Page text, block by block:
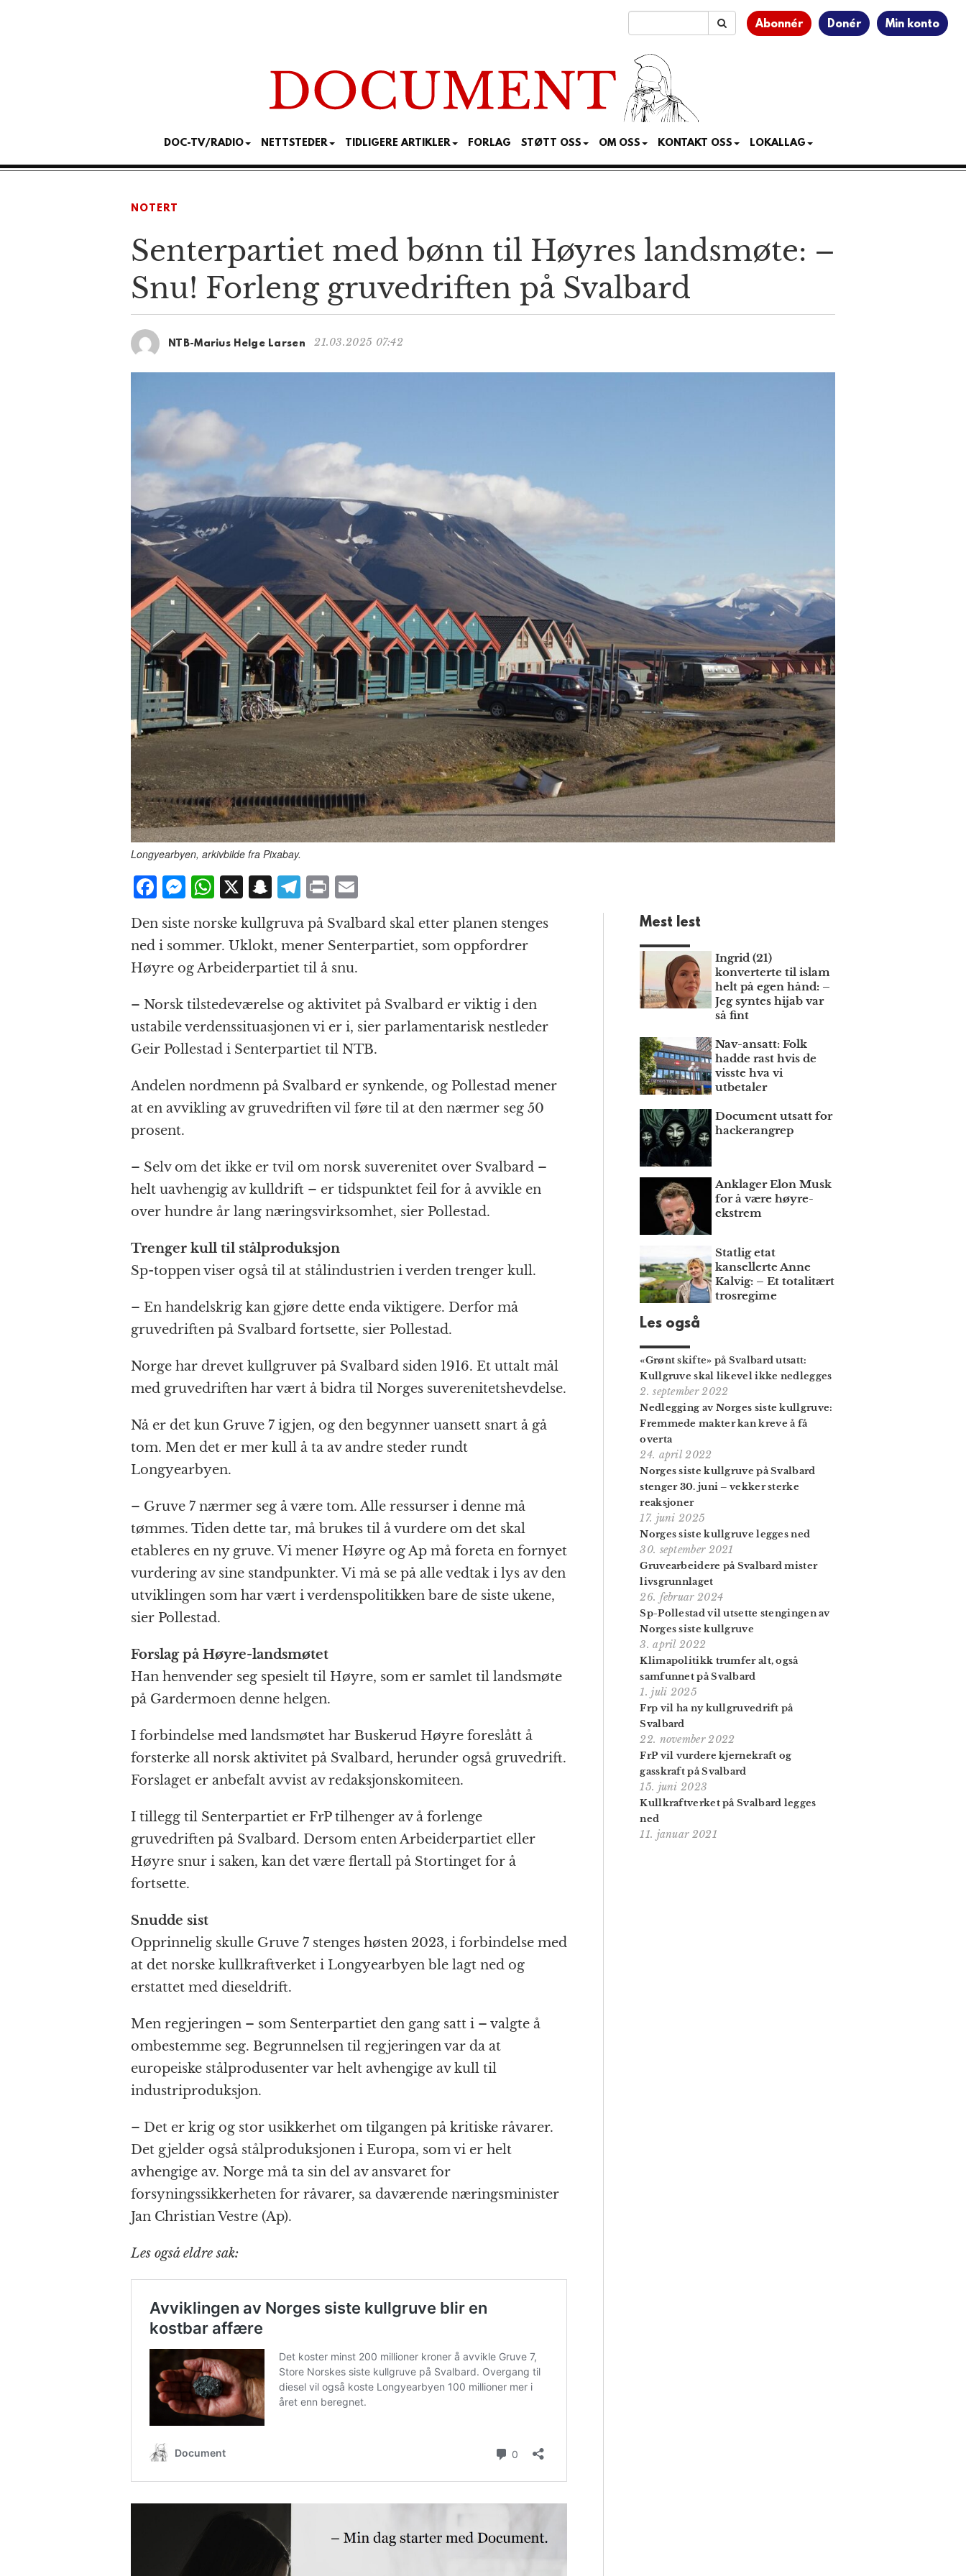
Abonnér Donér Min konto
DOC-TV/RADIO NETTSTEDER TIDLIGERE ARTIKLER FORLAG STØTT OSS OM OSS KONTAKT OSS LOKALLAG
NOTERT
Senterpartiet med bønn til Høyres landsmøte: –
Snu! Forleng gruvedriften på Svalbard
NTB-Marius Helge Larsen 21.03.2025 07:42
Longyearbyen, arkivbilde fra Pixabay.
F
a
c
e
b
o
o
k
M
ss
e
n
g
e
r
W
h
at
s
A
p
p
X S
a
p
c
h
at
T
el
e
g
r
a
m
P
n
t
m
ai
l
Den siste norske kullgruva på Svalbard skal etter planen stenges
ned i sommer. Uklokt, mener Senterpartiet, som oppfordrer
Høyre og Arbeiderpartiet til å snu.
– Norsk tilstedeværelse og aktivitet på Svalbard er viktig i den
ustabile verdenssituasjonen vi er i, sier parlamentarisk nestleder
Geir Pollestad i Senterpartiet til NTB.
Andelen nordmenn på Svalbard er synkende, og Pollestad mener
at en avvikling av gruvedriften vil føre til at den nærmer seg 50
prosent.
– Selv om det ikke er tvil om norsk suverenitet over Svalbard –
helt uavhengig av kulldrift – er tidspunktet feil for å avvikle en
over hundre år lang næringsvirksomhet, sier Pollestad.
Trenger kull til stålproduksjon
Sp-toppen viser også til at stålindustrien i verden trenger kull.
– En handelskrig kan gjøre dette enda viktigere. Derfor må
gruvedriften på Svalbard fortsette, sier Pollestad.
Norge har drevet kullgruver på Svalbard siden 1916. Et uttalt mål
med gruvedriften har vært å bidra til Norges suverenitetshevdelse.
Nå er det kun Gruve 7 igjen, og den begynner uansett snart å gå
tom. Men det er mer kull å ta av andre steder rundt
Longyearbyen.
– Gruve 7 nærmer seg å være tom. Alle ressurser i denne må
tømmes. Tiden dette tar, må brukes til å vurdere om det skal
etableres en ny gruve. Vi mener Høyre og Ap må foreta en fornyet
vurdering av sine standpunkter. Vi må se på alle vedtak i lys av den
utviklingen som har vært i verdenspolitikken bare de siste ukene,
sier Pollestad.
Forslag på Høyre-landsmøtet
Han henvender seg spesielt til Høyre, som er samlet til landsmøte
på Gardermoen denne helgen.
I forbindelse med landsmøtet har Buskerud Høyre foreslått å
forsterke all norsk aktivitet på Svalbard, herunder også gruvedrift.
Forslaget er anbefalt avvist av redaksjonskomiteen.
I tillegg til Senterpartiet er FrP tilhenger av å forlenge
gruvedriften på Svalbard. Dersom enten Arbeiderpartiet eller
Høyre snur i saken, kan det være flertall på Stortinget for å
fortsette.
Snudde sist
Opprinnelig skulle Gruve 7 stenges høsten 2023, i forbindelse med
at det norske kullkraftverket i Longyearbyen ble lagt ned og
erstattet med dieseldrift.
Men regjeringen – som Senterpartiet den gang satt i – valgte å
ombestemme seg. Begrunnelsen til regjeringen var da at
europeiske stålprodusenter var helt avhengige av kull til
industriproduksjon.
– Det er krig og stor usikkerhet om tilgangen på kritiske råvarer.
Det gjelder også stålproduksjonen i Europa, som vi er helt
avhengige av. Norge må ta sin del av ansvaret for
forsyningssikkerheten for råvarer, sa daværende næringsminister
Jan Christian Vestre (Ap).
Les også eldre sak:
Mest lest
Ingrid (21)
konverterte til islam
helt på egen hånd: –
Jeg syntes hijab var
så fint
Nav-ansatt: Folk
hadde rast hvis de
visste hva vi
utbetaler
Document utsatt for
hackerangrep
Anklager Elon Musk
for å være høyre­
ekstrem
Statlig etat
kansellerte Anne
Kalvig: – Et totalitært
trosregime
Les også
«Grønt skifte» på Svalbard utsatt:
Kullgruve skal likevel ikke nedlegges
2. september 2022
Nedlegging av Norges siste kullgruve:
Fremmede makter kan kreve å få
overta
24. april 2022
Norges siste kullgruve på Svalbard
stenger 30. juni – vekker sterke
reaksjoner
17. juni 2025
Norges siste kullgruve legges ned
30. september 2021
Gruvearbeidere på Svalbard mister
livsgrunnlaget
26. februar 2024
Sp-Pollestad vil utsette stengingen av
Norges siste kullgruve
3. april 2022
Klimapolitikk trumfer alt, også
samfunnet på Svalbard
1. juli 2025
Frp vil ha ny kullgruvedrift på
Svalbard
22. november 2022
FrP vil vurdere kjernekraft og
gasskraft på Svalbard
15. juni 2023
Kullkraftverket på Svalbard legges
ned
11. januar 2021